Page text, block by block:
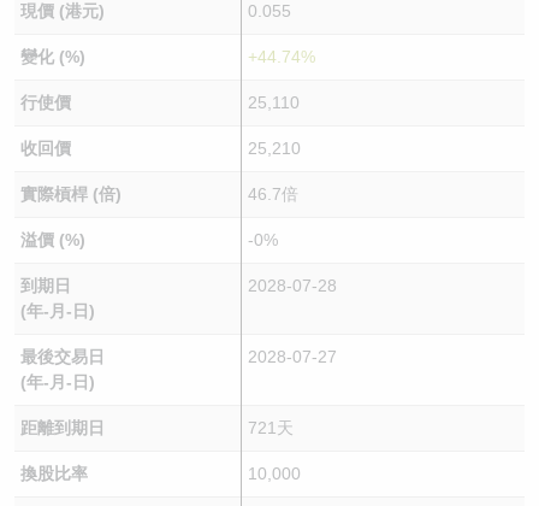
現價 (港元) 0.055
變化 (%) +44.74%
行使價 25,110
收回價 25,210
實際槓桿 (倍) 46.7倍
溢價 (%) -0%
到期日
(年-月-日)
2028-07-28
最後交易日
(年-月-日)
2028-07-27
距離到期日 721天
換股比率 10,000